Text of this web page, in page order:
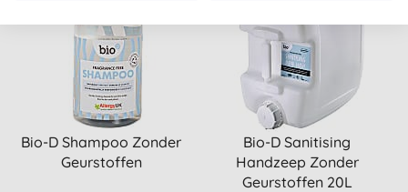
Bio-D Shampoo Zonder
Geurstoffen
Bio-D Sanitising
Handzeep Zonder
Geurstoffen 20L